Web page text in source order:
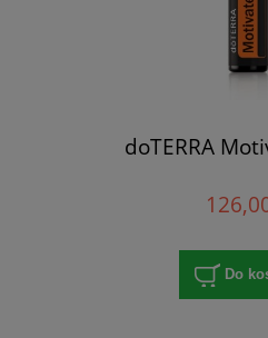
doTERRA
Do